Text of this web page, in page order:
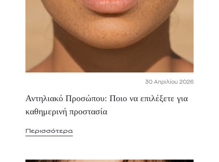
30 Απριλίου 2026
Αντηλιακό Προσώπου: Ποιο να επιλέξετε για
καθημερινή προστασία
Περισσότερα